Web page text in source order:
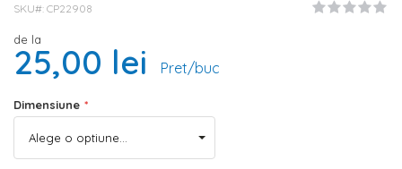
images
gallery
SKU# CP22908
de la
25,00 lei Pret/buc
Dimensiune